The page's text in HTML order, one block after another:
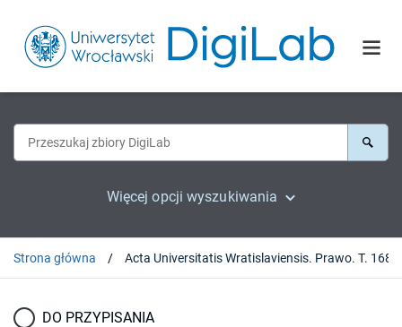
Więcej opcji wyszukiwania
Strona główna
DO PRZYPISANIA